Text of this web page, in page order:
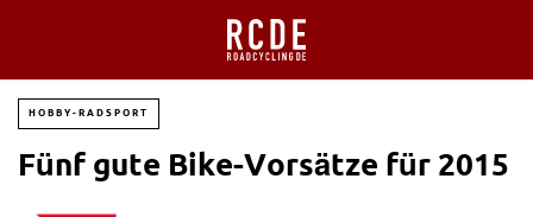
HOBBY-RADSPORT
Fünf gute Bike-Vorsätze für 2015